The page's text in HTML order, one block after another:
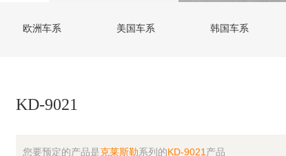
欧洲车系 美国车系 韩国车系
KD-9021
您要预定的产品是克莱斯勒系列的KD-9021 产品